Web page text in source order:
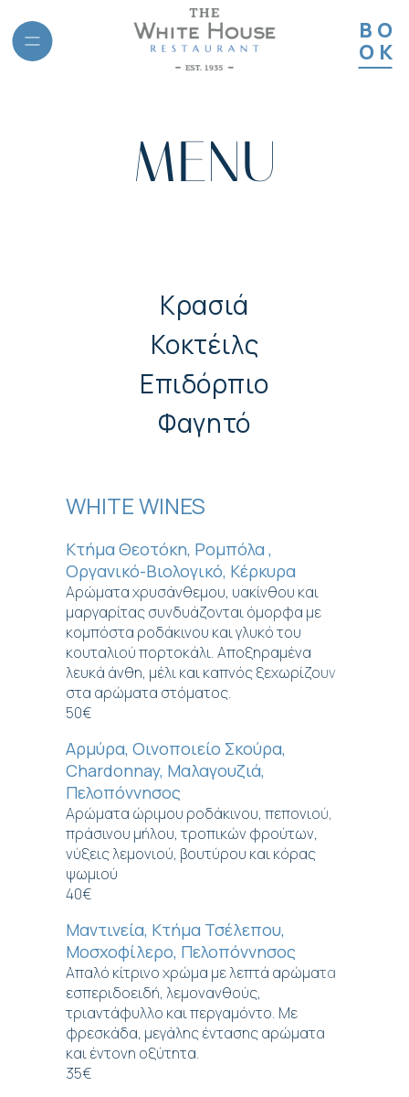
BO
OK
MENU
Κρασιά
Κοκτέιλς
Επιδόρπιο
Φαγητό
WHITE WINES
Κτήμα Θεοτόκη, Ρομπόλα ,
Οργανικό-Βιολογικό, Κέρκυρα
Αρώματα χρυσάνθεμου, υακίνθου και
μαργαρίτας συνδυάζονται όμορφα με
κομπόστα ροδάκινου και γλυκό του
κουταλιού πορτοκάλι. Αποξηραμένα
λευκά άνθη, μέλι και καπνός ξεχωρίζουν
στα αρώματα στόματος.
50€
Αρμύρα, Οινοποιείο Σκούρα,
Chardonnay, Μαλαγουζιά,
Πελοπόννησος
Αρώματα ώριμου ροδάκινου, πεπονιού,
πράσινου μήλου, τροπικών φρούτων,
νύξεις λεμονιού, βουτύρου και κόρας
ψωμιού
40€
Μαντινεία, Κτήμα Τσέλεπου,
Μοσχοφίλερο, Πελοπόννησος
Απαλό κίτρινο χρώμα με λεπτά αρώματα
εσπεριδοειδή, λεμονανθούς,
τριαντάφυλλο και περγαμόντο. Με
φρεσκάδα, μεγάλης έντασης αρώματα
και έντονη οξύτητα.
35€